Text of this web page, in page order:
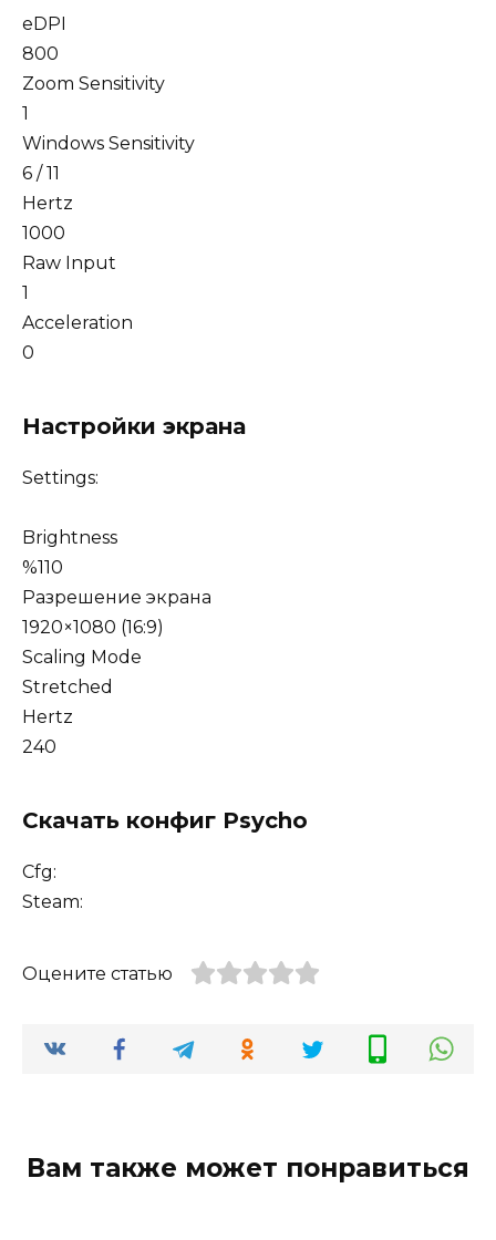
eDPI
800
Zoom Sensitivity
1
Windows Sensitivity
6 / 11
Hertz
1000
Raw Input
1
Acceleration
0
Настройки экрана
Settings:
Brightness
%110
Разрешение экрана
1920×1080 (16:9)
Scaling Mode
Stretched
Hertz
240
Скачать конфиг Psycho
Cfg:
Steam:
Оцените статью
Вам также может понравиться